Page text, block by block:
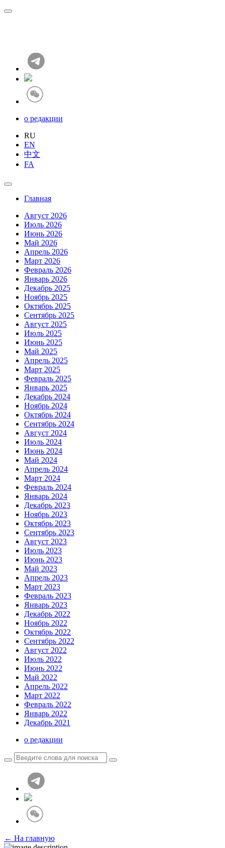
о редакции
RU
EN
中文
FA
Главная
Август 2026
Июль 2026
Июнь 2026
Май 2026
Апрель 2026
Март 2026
Февраль 2026
Январь 2026
Декабрь 2025
Ноябрь 2025
Октябрь 2025
Сентябрь 2025
Август 2025
Июль 2025
Июнь 2025
Май 2025
Апрель 2025
Март 2025
Февраль 2025
Январь 2025
Декабрь 2024
Ноябрь 2024
Октябрь 2024
Сентябрь 2024
Август 2024
Июль 2024
Июнь 2024
Май 2024
Апрель 2024
Март 2024
Февраль 2024
Январь 2024
Декабрь 2023
Ноябрь 2023
Октябрь 2023
Сентябрь 2023
Август 2023
Июль 2023
Июнь 2023
Май 2023
Апрель 2023
Март 2023
Февраль 2023
Январь 2023
Декабрь 2022
Ноябрь 2022
Октябрь 2022
Сентябрь 2022
Август 2022
Июль 2022
Июнь 2022
Май 2022
Апрель 2022
Март 2022
Февраль 2022
Январь 2022
Декабрь 2021
о редакции
← На главную